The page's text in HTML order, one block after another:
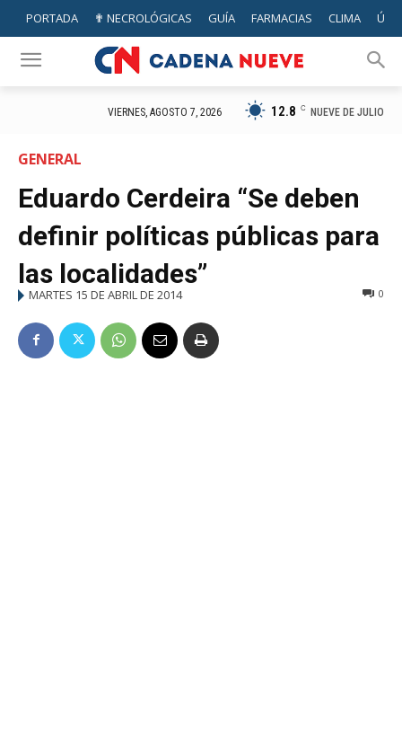
PORTADA ✟ NECROLÓGICAS GUÍA FARMACIAS CLIMA
VIERNES, AGOSTO 7, 2026 12.8 C NUEVE DE JULIO
GENERAL
Eduardo Cerdeira “Se deben
definir políticas públicas para
las localidades”
MARTES 15 DE ABRIL DE 2014 0